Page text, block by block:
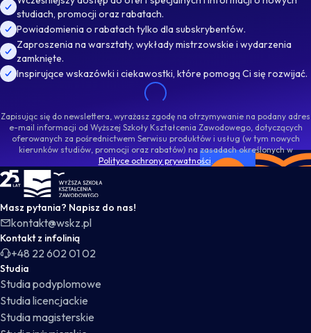
studiach, promocji oraz rabatach.
Powiadomienia o rabatach tylko dla subskrybentów.
Zaproszenia na warsztaty, wykłady mistrzowskie i wydarzenia
zamknięte.
Inspirujące wskazówki i ciekawostki, które pomogą Ci się rozwijać.
Zapisując się do newslettera, wyrażasz zgodę na otrzymywanie na podany adres
e-mail informacji od Wyższej Szkoły Kształcenia Zawodowego, dotyczących
oferowanych za pośrednictwem Serwisu produktów i usług (w tym nowych
kierunków studiów, promocji oraz rabatów) na zasadach określonych w
Polityce ochrony prywatności.
WSKZ - strona główna
Masz pytania? Napisz do nas!
kontakt@wskz.pl
Kontakt z infolinią
+48 22 602 01 02
Studia
Studia podyplomowe
Studia licencjackie
Studia magisterskie